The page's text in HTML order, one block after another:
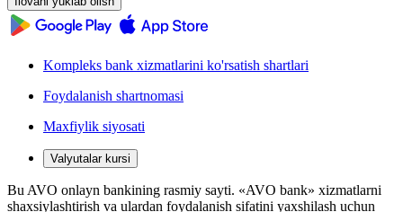
Kompleks bank xizmatlarini ko'rsatish shartlari
Foydalanish shartnomasi
Maxfiylik siyosati
Valyutalar kursi
Bu AVO onlayn bankining rasmiy sayti. «AVO bank» xizmatlarni
shaxsiylashtirish va ulardan foydalanish sifatini yaxshilash uchun